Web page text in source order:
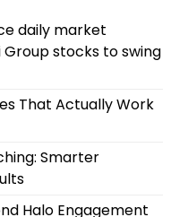
daily market
stocks to swing
That Actually Work
Smarter
Halo Engagement